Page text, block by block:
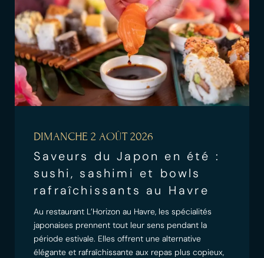
DIMANCHE 2 AOÛT 2026
Saveurs du Japon en été :
sushi, sashimi et bowls
rafraîchissants au Havre
Au restaurant L’Horizon au Havre, les spécialités
japonaises prennent tout leur sens pendant la
période estivale. Elles offrent une alternative
élégante et rafraîchissante aux repas plus copieux,